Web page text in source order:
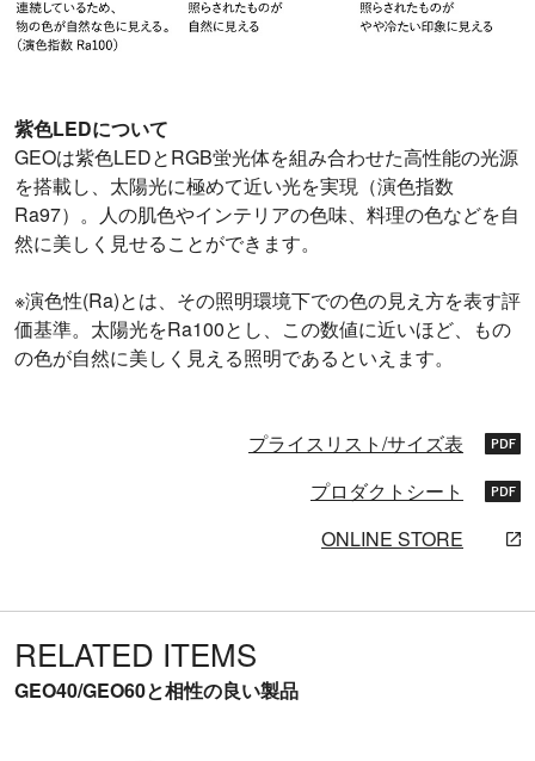
紫色LEDについて
GEOは紫色LEDとRGB蛍光体を組み合わせた高性能の光源
を搭載し、太陽光に極めて近い光を実現（演色指数
Ra97）。人の肌色やインテリアの色味、料理の色などを自
然に美しく見せることができます。
※演色性(Ra)とは、その照明環境下での色の見え方を表す評
価基準。太陽光をRa100とし、この数値に近いほど、もの
の色が自然に美しく見える照明であるといえます。
プライスリスト/サイズ表
プロダクトシート
ONLINE STORE
RELATED ITEMS
GEO40/GEO60と相性の良い製品